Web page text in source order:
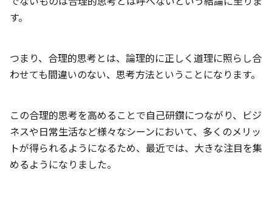
す。
つまり、合理的思考とは、論理的に正しく道理に照らし合
わせても間違いのない、思考方法ということになります。
この合理的思考を高めることで自己研鑽につながり、ビジ
ネスや日常生活など様々なシーンにおいて、多くのメリッ
トが得られるようになるため、最近では、大きな注目を集
めるようになりました。